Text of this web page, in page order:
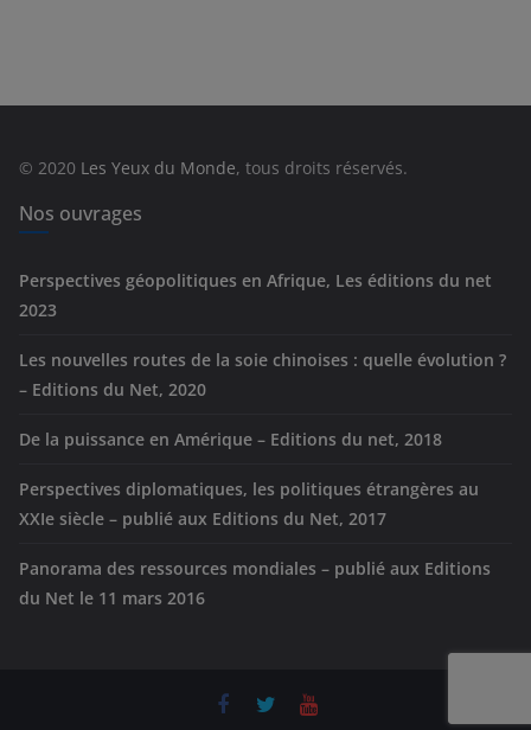
e
© 2020 Les Yeux du Monde, tous droits réservés.
Nos ouvrages
Perspectives géopolitiques en Afrique, Les éditions du net
2023
Les nouvelles routes de la soie chinoises : quelle évolution ?
– Editions du Net, 2020
De la puissance en Amérique – Editions du net, 2018
Perspectives diplomatiques, les politiques étrangères au
XXIe siècle – publié aux Editions du Net, 2017
Panorama des ressources mondiales – publié aux Editions
du Net le 11 mars 2016